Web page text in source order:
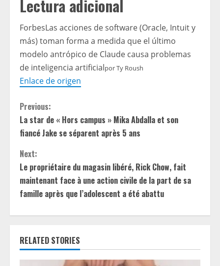
Lectura adicional
ForbesLas acciones de software (Oracle, Intuit y
más) toman forma a medida que el último
modelo antrópico de Claude causa problemas
de inteligencia artificialporTy Roush
Enlace de origen
C
o
n
t
i
n
u
e
Previous:
La star de « Hors campus » Mika Abdalla et son
fiancé Jake se séparent après 5 ans
Next:
Le propriétaire du magasin libéré, Rick Chow, fait
maintenant face à une action civile de la part de sa
famille après que l’adolescent a été abattu
RELATED STORIES